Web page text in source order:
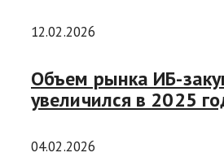
12.02.2026
Объем рынка ИБ-
увеличился в 2025
04.02.2026